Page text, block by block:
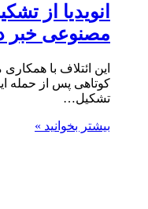
انویدیا از
مصنوعی خبر
این ائتلاف با
تشکیل…
بیشتر بخوانید »